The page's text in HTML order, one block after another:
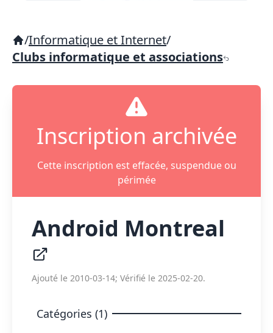
/Informatique et Internet/
Clubs informatique et associations
Inscription archivée
Cette inscription est effacée, suspendue ou
périmée
Android Montreal
Ajouté le 2010-03-14; Vérifié le 2025-02-20.
Catégories (1)